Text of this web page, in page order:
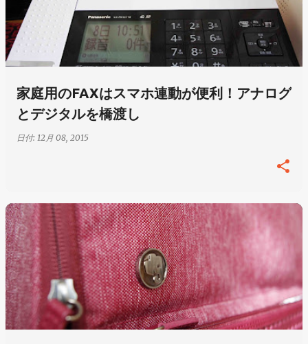
家庭用のFAXはスマホ連動が便利！アナログ
とデジタルを橋渡し
日付: 12月 08, 2015